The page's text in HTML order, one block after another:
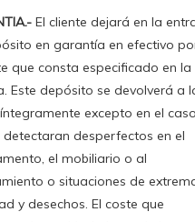
El cliente dejará en la
en garantía en efectivo
que consta especificado en la
Este depósito se devolverá a
excepto en el
detectaran desperfectos en el
el mobiliario o al
o situaciones de
y desechos. El coste que